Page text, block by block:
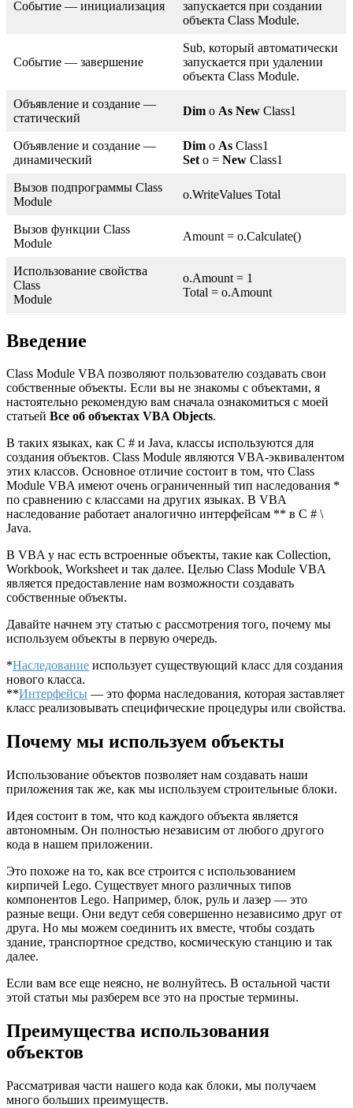
Событие — инициализация
запускается при создании
объекта Class Module.
Событие — завершение
Sub, который автоматически
запускается при удалении
объекта Class Module.
Объявление и создание —
статический
Dim o As New Class1
Объявление и создание —
динамический
Dim o As Class1
Set o = New Class1
Вызов подпрограммы Class
Module
o.WriteValues Total
Вызов функции Class
Module
Amount = o.Calculate()
Использование свойства
Class
Module
o.Amount = 1
Total = o.Amount
Введение
Class Module VBA позволяют пользователю создавать свои
собственные объекты. Если вы не знакомы с объектами, я
настоятельно рекомендую вам сначала ознакомиться с моей
статьей Все об объектах VBA Objects.
В таких языках, как C # и Java, классы используются для
создания объектов. Class Module являются VBA-эквивалентом
этих классов. Основное отличие состоит в том, что Class
Module VBA имеют очень ограниченный тип наследования *
по сравнению с классами на других языках. В VBA
наследование работает аналогично интерфейсам ** в C # \
Java.
В VBA у нас есть встроенные объекты, такие как Collection,
Workbook, Worksheet и так далее. Целью Class Module VBA
является предоставление нам возможности создавать
собственные объекты.
Давайте начнем эту статью с рассмотрения того, почему мы
используем объекты в первую очередь.
*Наследование использует существующий класс для создания
нового класса.
**Интерфейсы — это форма наследования, которая заставляет
класс реализовывать специфические процедуры или свойства.
Почему мы используем объекты
Использование объектов позволяет нам создавать наши
приложения так же, как мы используем строительные блоки.
Идея состоит в том, что код каждого объекта является
автономным. Он полностью независим от любого другого
кода в нашем приложении.
Это похоже на то, как все строится с использованием
кирпичей Lego. Существует много различных типов
компонентов Lego. Например, блок, руль и лазер — это
разные вещи. Они ведут себя совершенно независимо друг от
друга. Но мы можем соединить их вместе, чтобы создать
здание, транспортное средство, космическую станцию ​​и так
далее.
Если вам все еще неясно, не волнуйтесь. В остальной части
этой статьи мы разберем все это на простые термины.
Преимущества использования
объектов
Рассматривая части нашего кода как блоки, мы получаем
много больших преимуществ.